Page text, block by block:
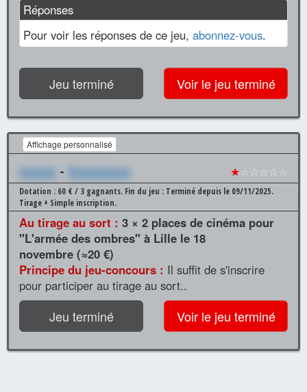
Réponses
Pour voir les réponses de ce jeu, abonnez-vous.
Jeu terminé Voir le jeu terminé
Affichage personnalisé
xxxxxx - Xxxxxxxxxx ★☆☆☆☆☆
Dotation : 60 € / 3 gagnants. Fin du jeu : Terminé depuis le 09/11/2025.
Tirage + Simple inscription.
Au tirage au sort : 3 × 2 places de cinéma pour
"L'armée des ombres" à Lille le 18
novembre (≈20 €)
Principe du jeu-concours : Il suffit de s'inscrire
pour participer au tirage au sort..
Jeu terminé Voir le jeu terminé